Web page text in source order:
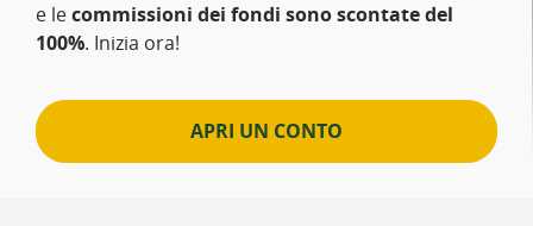
e lecommissioni dei fondi sono scontate del
100%. Inizia ora!
APRI UN CONTO